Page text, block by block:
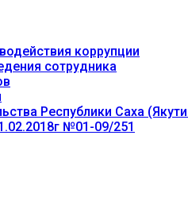
коррупции
сотрудника
Республики Саха
№01-09/251